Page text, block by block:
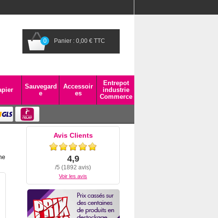
0 Panier : 0,00 € TTC
Sauvegard
e
Accessoir
es
Entrepot
industrie
Commerce
Avis Clients
4,9
/5 (1892 avis)
Voir les avis